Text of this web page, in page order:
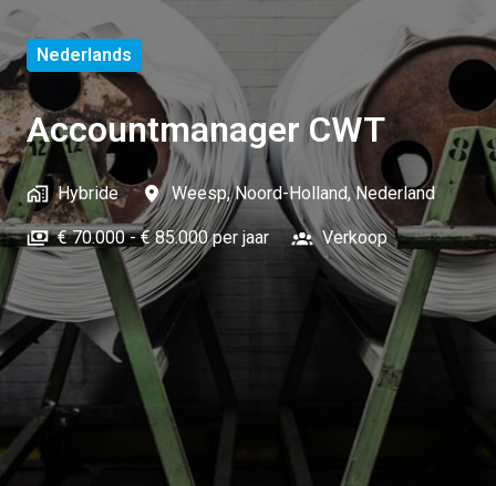
Nederlands
Accountmanager CWT
Hybride Weesp, Noord-Holland, Nederland
€ 70.000 - € 85.000 per jaar Verkoop